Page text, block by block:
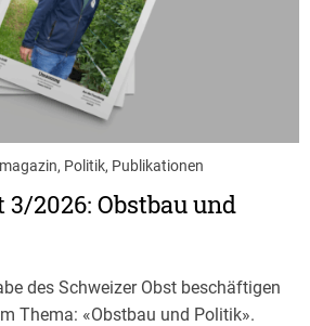
Politik, Publikationen
3/2026: Obstbau und
des Schweizer Obst beschäftigen
Thema: «Obstbau und Politik».